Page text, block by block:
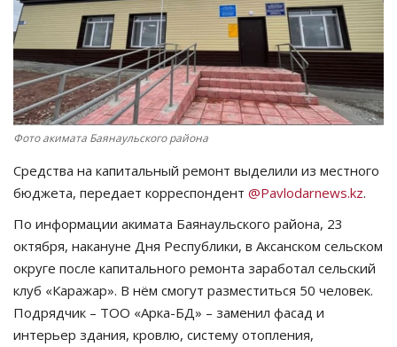
СПЕЦПРОЕКТЫ
СПОРТ
Чек-лист
OFFICIAL
Курултай
Язык
Қазақша Русский
Фото акимата Баянаульского района
Средства на капитальный ремонт выделили из местного
бюджета, передает корреспондент @Pavlodarnews.kz.
По информации акимата Баянаульского района, 23
октября, накануне Дня Республики, в Аксанском сельском
округе после капитального ремонта заработал сельский
клуб «Каражар». В нём смогут разместиться 50 человек.
Подрядчик – ТОО «Арка-БД» – заменил фасад и
интерьер здания, кровлю, систему отопления,